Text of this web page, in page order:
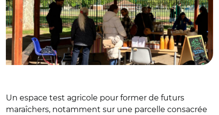
Un espace test agricole pour former de futurs
maraîchers, notamment sur une parcelle consacrée